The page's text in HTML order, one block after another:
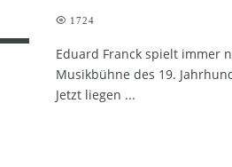
1724
Eduard Franck spielt immer
Musikbühne des 19.
Jetzt liegen ...